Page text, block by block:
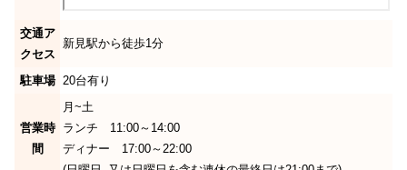
交通ア
クセス
新見駅から徒歩1分
駐車場 20台有り
営業時
間
月~土
ランチ 11:00～14:00
ディナー 17:00～22:00